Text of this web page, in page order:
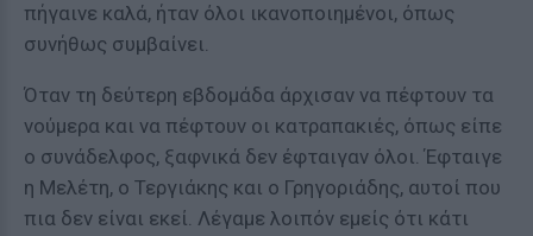
πήγαινε καλά, ήταν όλοι ικανοποιημένοι, όπως
συνήθως συμβαίνει.
Όταν τη δεύτερη εβδομάδα άρχισαν να πέφτουν τα
νούμερα και να πέφτουν οι κατραπακιές, όπως είπε
ο συνάδελφος, ξαφνικά δεν έφταιγαν όλοι. Έφταιγε
η Μελέτη, ο Τεργιάκης και ο Γρηγοριάδης, αυτοί που
πια δεν είναι εκεί. Λέγαμε λοιπόν εμείς ότι κάτι